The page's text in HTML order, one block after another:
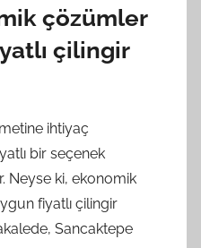
çözümler
çilingir
ihtiyaç
bir seçenek
Neyse ki, ekonomik
fiyatlı çilingir
Sancaktepe